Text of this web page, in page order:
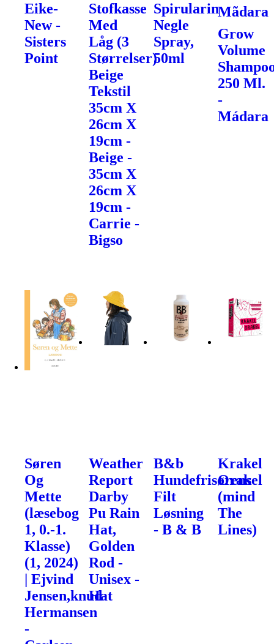
Eike-
New -
Sisters
Point
Stofkasse
Med
Låg (3
Størrelser)
Beige
Tekstil
35cm X
26cm X
19cm -
Beige -
35cm X
26cm X
19cm -
Carrie -
Bigso
Spirularin
Negle
Spray,
50ml
Mãdara
Grow
Volume
250 Ml.
-
Mádara
Søren
Og
Mette
(læsebog
1, 0.-1.
Klasse)
(1, 2024)
| Ejvind
Jensen,knud
Hermansen
-
Weather
Report
Darby
Pu Rain
Hat,
Golden
Rod -
Unisex -
Hat
B&b
Hundefrisørens
Filt
Løsning
- B & B
Krakel
Orakel
(mind
The
Lines)